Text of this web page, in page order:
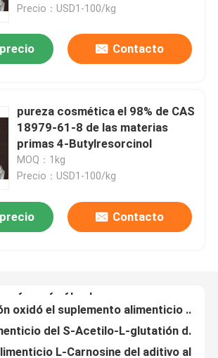
Precio：USD1-100/kg
Contacto
pureza cosmética el 98% de CAS
18979-61-8 de las materias
primas 4-Butylresorcinol
MOQ：1kg
Precio：USD1-100/kg
Contacto
5-HTP L-5-Hydroxytryptophan CAS 4350-09-8 hidroxiló el metabilito
Polvo marrón claro de CAS 82373-94-2 alimenticio del suplemento de la comida de la raíz de Polygoni Mulitiflori